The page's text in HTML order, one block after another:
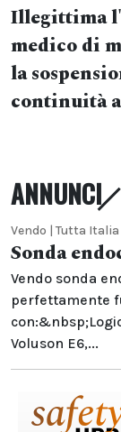
Illegittima
medico di
la
continuità
ANNUNCI
Vendo | Tutta Italia
Sonda
Vendo sonda
perfettamente
Voluson E6,...